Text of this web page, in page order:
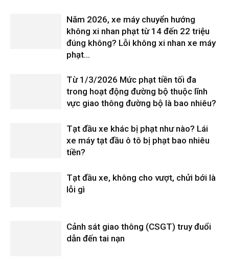
Năm 2026, xe máy chuyển hướng
không xi nhan phạt từ 14 đến 22 triệu
đúng không? Lỗi không xi nhan xe máy
phạt...
Từ 1/3/2026 Mức phạt tiền tối đa
trong hoạt động đường bộ thuộc lĩnh
vực giao thông đường bộ là bao nhiêu?
Tạt đầu xe khác bị phạt như nào? Lái
xe máy tạt đầu ô tô bị phạt bao nhiêu
tiền?
Tạt đầu xe, không cho vượt, chửi bới là
lỗi gì
Cảnh sát giao thông (CSGT) truy đuổi
dẫn đến tai nạn